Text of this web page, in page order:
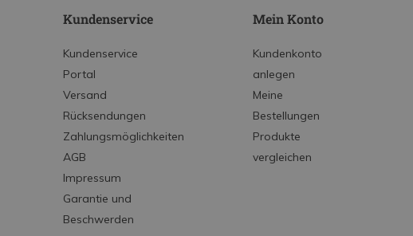
Kundenservice
Kundenservice
Portal
Versand
Rücksendungen
Zahlungsmöglichkeiten
AGB
Impressum
Garantie und
Beschwerden
Mein Konto
Kundenkonto
anlegen
Meine
Bestellungen
Produkte
vergleichen